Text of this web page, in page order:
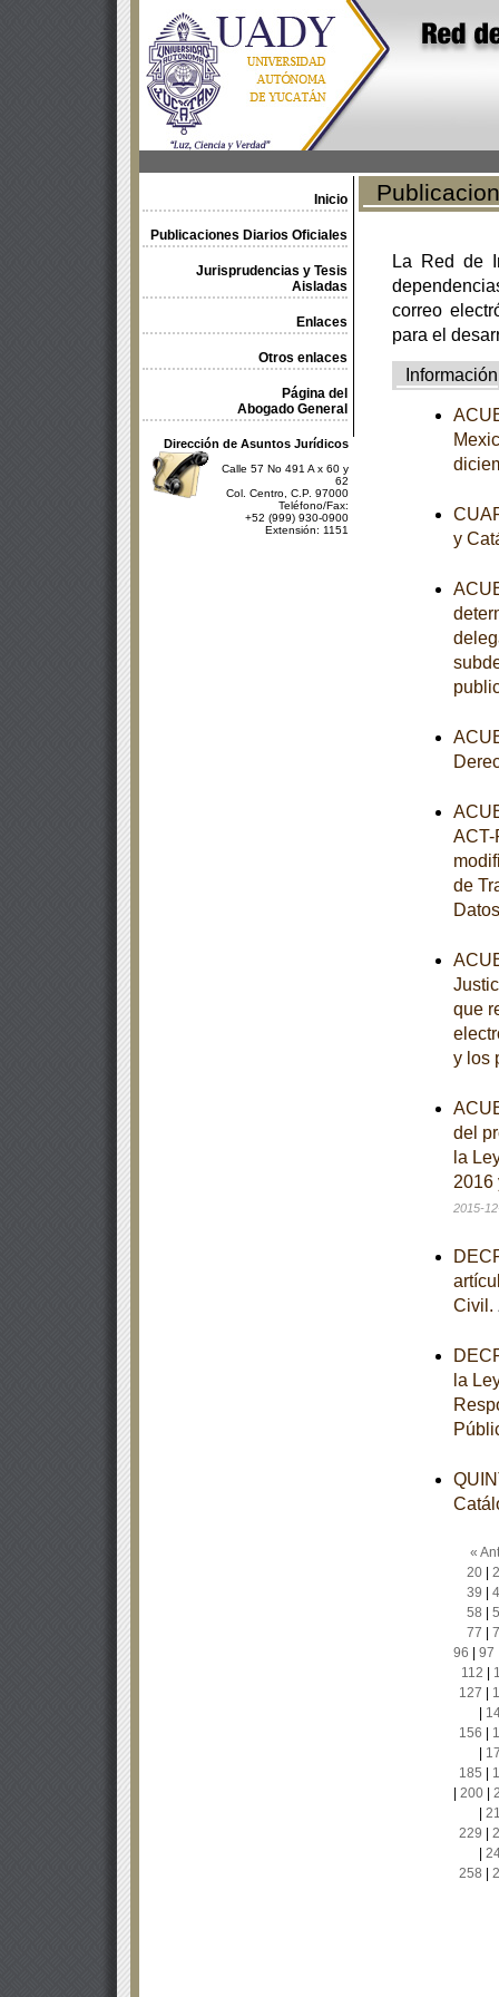
Inicio
Publicaciones Diarios Oficiales
Jurisprudencias y Tesis
Aisladas
Enlaces
Otros enlaces
Página del
Abogado General
Dirección de Asuntos Jurídicos
Calle 57 No 491 A x 60 y
62
Col. Centro, C.P. 97000
Teléfono/Fax:
+52 (999) 930-0900
Extensión: 1151
La Red de
correo
para el
Información
y
ACT-
de
que
y los
del
la
2016
2015-
Civil.
la
«
20|
39
58
77
96
97
112
127
156
185
200|
229
258